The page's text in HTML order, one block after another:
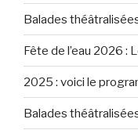
Balades
Fête de l’eau 2026 :
2025 : voici le
Balades